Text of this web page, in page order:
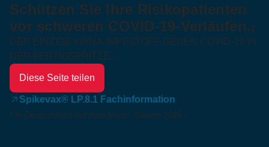
Schützen Sie Ihre Risikopatienten
vor schweren COVID-19-Verläufen. 2
DER EINZIGE mRNA-IMPFSTOFF GEGEN COVID-19 IN
DER FERTIGSPRITZE. *,3
Diese Seite teilen
Spikevax® LP.8.1 Fachinformation
* In Deutschland auf dem Markt, Saison 2025.